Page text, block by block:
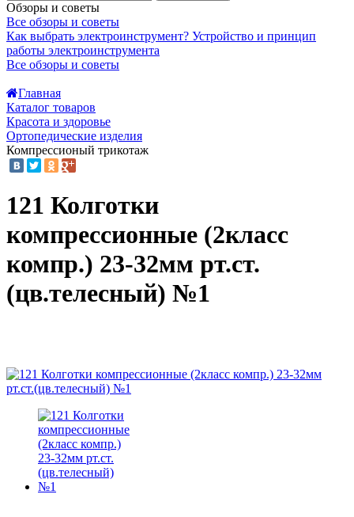
Обзоры и советы
Все обзоры и советы
Как выбрать электроинструмент? Устройство и принцип
работы электроинструмента
Все обзоры и советы
Главная
Каталог товаров
Красота и здоровье
Ортопедические изделия
Компрессионый трикотаж
121 Колготки
компрессионные (2класс
компр.) 23-32мм рт.ст.
(цв.телесный) №1